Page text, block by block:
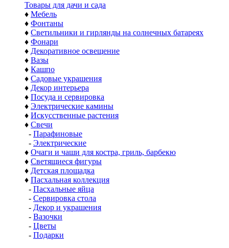
Товары для дачи и сада
♦ Мебель
♦ Фонтаны
♦ Светильники и гирлянды на солнечных батареях
♦ Фонари
♦ Декоративное освещение
♦ Вазы
♦ Кашпо
♦ Садовые украшения
♦ Декор интерьера
♦ Посуда и сервировка
♦ Электрические камины
♦ Искусственные растения
♦ Свечи
- Парафиновые
- Электрические
♦ Очаги и чаши для костра, гриль, барбекю
♦ Светящиеся фигуры
♦ Детская площадка
♦ Пасхальная коллекция
- Пасхальные яйца
- Сервировка стола
- Декор и украшения
- Вазочки
- Цветы
- Подарки